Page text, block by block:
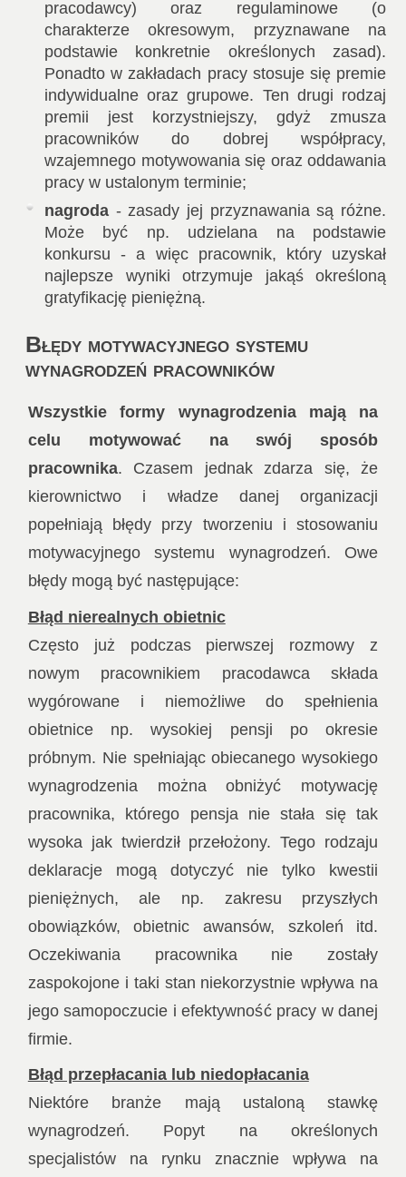
pracodawcy) oraz regulaminowe (o
charakterze okresowym, przyznawane na
podstawie konkretnie określonych zasad).
Ponadto w zakładach pracy stosuje się premie
indywidualne oraz grupowe. Ten drugi rodzaj
premii jest korzystniejszy, gdyż zmusza
pracowników do dobrej współpracy,
wzajemnego motywowania się oraz oddawania
pracy w ustalonym terminie;
nagroda - zasady jej przyznawania są różne.
Może być np. udzielana na podstawie
konkursu - a więc pracownik, który uzyskał
najlepsze wyniki otrzymuje jakąś określoną
gratyfikację pieniężną.
Błędy motywacyjnego systemu
wynagrodzeń pracowników
Wszystkie formy wynagrodzenia mają na
celu motywować na swój sposób
pracownika. Czasem jednak zdarza się, że
kierownictwo i władze danej organizacji
popełniają błędy przy tworzeniu i stosowaniu
motywacyjnego systemu wynagrodzeń. Owe
błędy mogą być następujące:
Błąd nierealnych obietnic
Często już podczas pierwszej rozmowy z
nowym pracownikiem pracodawca składa
wygórowane i niemożliwe do spełnienia
obietnice np. wysokiej pensji po okresie
próbnym. Nie spełniając obiecanego wysokiego
wynagrodzenia można obniżyć motywację
pracownika, którego pensja nie stała się tak
wysoka jak twierdził przełożony. Tego rodzaju
deklaracje mogą dotyczyć nie tylko kwestii
pieniężnych, ale np. zakresu przyszłych
obowiązków, obietnic awansów, szkoleń itd.
Oczekiwania pracownika nie zostały
zaspokojone i taki stan niekorzystnie wpływa na
jego samopoczucie i efektywność pracy w danej
firmie.
Błąd przepłacania lub niedopłacania
Niektóre branże mają ustaloną stawkę
wynagrodzeń. Popyt na określonych
specjalistów na rynku znacznie wpływa na